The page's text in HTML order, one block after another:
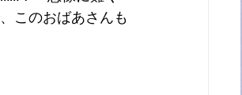
このおばあさんも